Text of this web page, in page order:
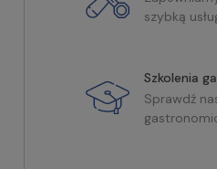
szybką
Szkolenia
Sprawdź